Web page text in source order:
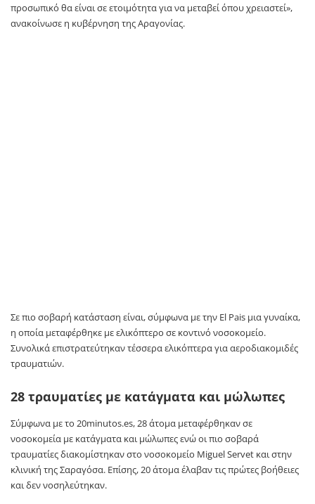
προσωπικό θα είναι σε ετοιμότητα για να μεταβεί όπου χρειαστεί»,
ανακοίνωσε η κυβέρνηση της Αραγονίας.
Σε πιο σοβαρή κατάσταση είναι, σύμφωνα με την El Pais μια γυναίκα,
η οποία μεταφέρθηκε με ελικόπτερο σε κοντινό νοσοκομείο.
Συνολικά επιστρατεύτηκαν τέσσερα ελικόπτερα για αεροδιακομιδές
τραυματιών.
28 τραυματίες με κατάγματα και μώλωπες
Σύμφωνα με το 20minutos.es, 28 άτομα μεταφέρθηκαν σε
νοσοκομεία με κατάγματα και μώλωπες ενώ οι πιο σοβαρά
τραυματίες διακομίστηκαν στο νοσοκομείο Miguel Servet και στην
κλινική της Σαραγόσα. Επίσης, 20 άτομα έλαβαν τις πρώτες βοήθειες
και δεν νοσηλεύτηκαν.